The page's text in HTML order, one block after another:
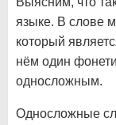
языке. В слове
который
нём один
односложным.
Односложные